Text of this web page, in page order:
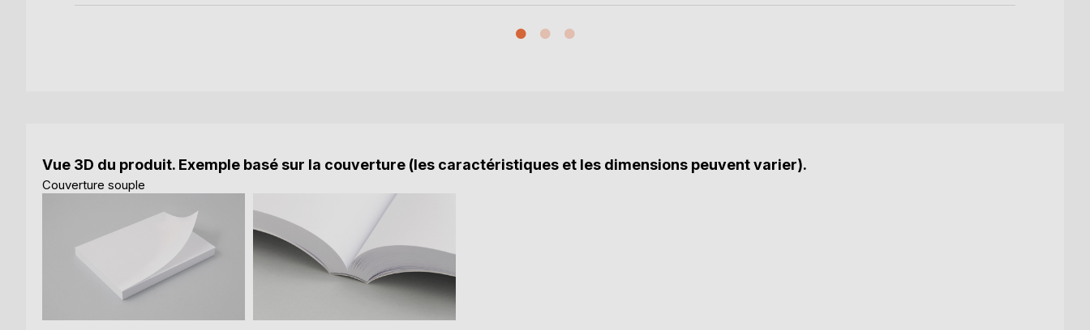
Vue 3D du produit. Exemple basé sur la couverture (les caractéristiques et les dimensions peuvent varier).
Couverture souple